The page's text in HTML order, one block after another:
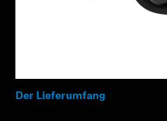
Der Lieferumfang